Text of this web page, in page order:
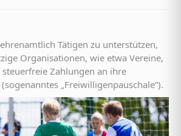
Tätigen zu unterstützen,
Organisationen, wie etwa Vereine,
steuerfreie Zahlungen an ihre
„Freiwilligenpauschale“).